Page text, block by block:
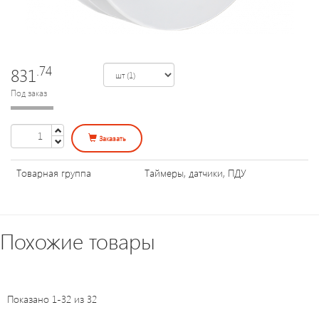
Электромонтажные
освещение
Электроустановочные
изделия
патроны
панели
831 .74
Под заказ
Заказать
Товарная группа Таймеры, датчики, ПДУ
Похожие товары
Показано 1-32 из 32